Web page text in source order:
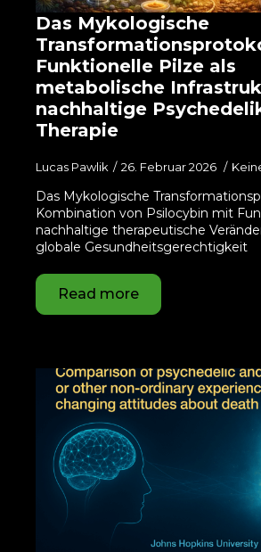
Das Mykologische
Funktionelle Pilze als
metabolische
nachhaltige
Therapie
Lucas Pawlik 26. Februar 2026
Das Mykologische
Kombination von Psilocybin mit
nachhaltige therapeutische
globale Gesundheitsgerechtigkeit
Read more